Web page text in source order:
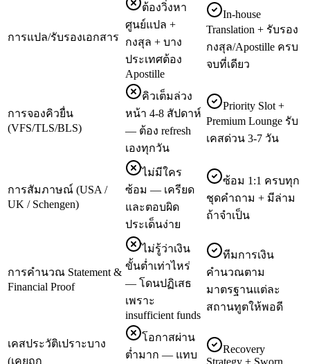
การแปล/รับรองเอกสาร
ต้องวิ่งหา
ศูนย์แปล +
กงสุล + บาง
ประเทศต้อง
Apostille
In-house
Translation + รับรอง
กงสุล/Apostille ครบ
จบที่เดียว
การจองคิวยื่น
(VFS/TLS/BLS)
คิวเต็มล่วง
หน้า 4-8 สัปดาห์
— ต้อง refresh
เองทุกวัน
Priority Slot +
Premium Lounge รับ
เคสด่วน 3-7 วัน
การสัมภาษณ์ (USA /
UK / Schengen)
ไม่มีใคร
ซ้อม — เครียด
และตอบผิด
ประเด็นง่าย
ซ้อม 1:1 ครบทุก
ชุดคำถาม + มีล่าม
ถ้าจำเป็น
การคำนวณ Statement &
Financial Proof
ไม่รู้ว่าเงิน
ขั้นต่ำเท่าไหร่
— โดนปฏิเสธ
เพราะ
insufficient funds
ทีมการเงิน
คำนวณตาม
มาตรฐานแต่ละ
สถานทูตให้พอดี
เคสประวัติเปราะบาง
(เคยถูก
โอกาสผ่าน
ต่ำมาก — แทบ
Recovery
Strategy + Sworn